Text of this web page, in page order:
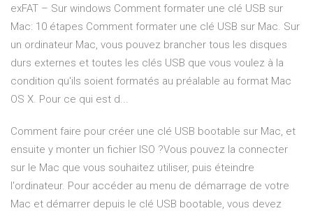
exFAT – Sur windows Comment formater une clé USB sur
Mac: 10 étapes Comment formater une clé USB sur Mac. Sur
un ordinateur Mac, vous pouvez brancher tous les disques
durs externes et toutes les clés USB que vous voulez à la
condition qu'ils soient formatés au préalable au format Mac
OS X. Pour ce qui est d...
Comment faire pour créer une clé USB bootable sur Mac, et
ensuite y monter un fichier ISO ?Vous pouvez la connecter
sur le Mac que vous souhaitez utiliser, puis éteindre
l'ordinateur. Pour accéder au menu de démarrage de votre
Mac et démarrer depuis le clé USB bootable, vous devez